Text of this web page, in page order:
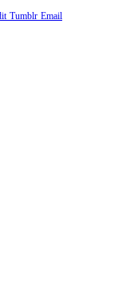
Tumblr Email